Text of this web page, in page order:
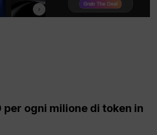
per ogni milione di token in